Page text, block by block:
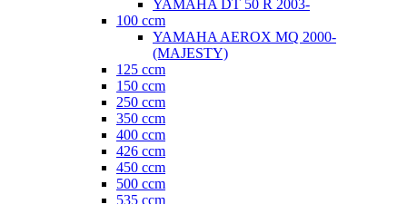
YAMAHA DT 50 R 2003-
100 ccm
YAMAHA AEROX MQ 2000-
(MAJESTY)
125 ccm
150 ccm
250 ccm
350 ccm
400 ccm
426 ccm
450 ccm
500 ccm
535 ccm